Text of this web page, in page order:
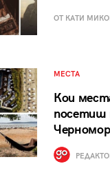
ОТ КАТИ
МЕСТА
Кои